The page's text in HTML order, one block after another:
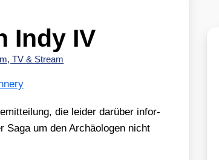
Indy IV
TV & Stream
die lei­der dar­über infor­
Saga um den Archäo­lo­gen nicht